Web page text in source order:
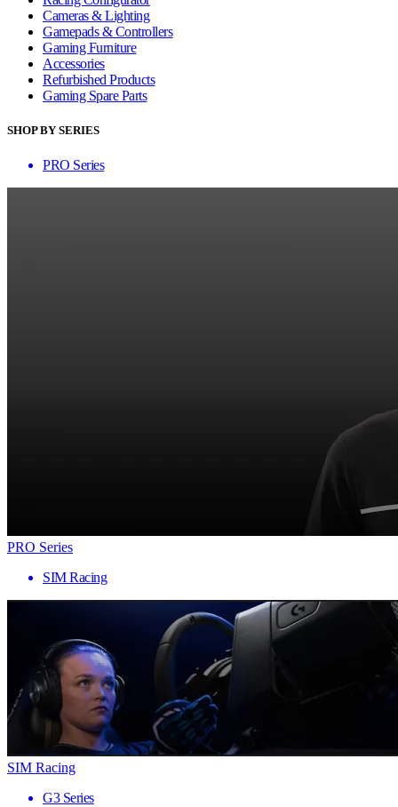
Cameras & Lighting
Gamepads & Controllers
Gaming Furniture
Accessories
Refurbished Products
Gaming Spare Parts
SHOP BY SERIES
PRO Series
PRO Series
SIM Racing
SIM Racing
G3 Series